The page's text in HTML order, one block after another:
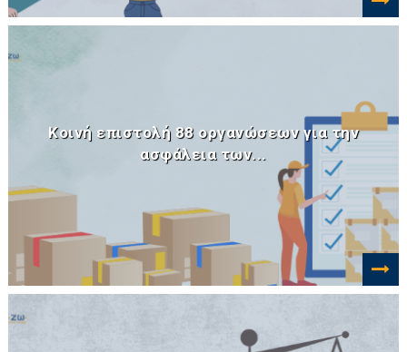
Κοινή επιστολή 88 οργανώσεων για την
ασφάλεια των...